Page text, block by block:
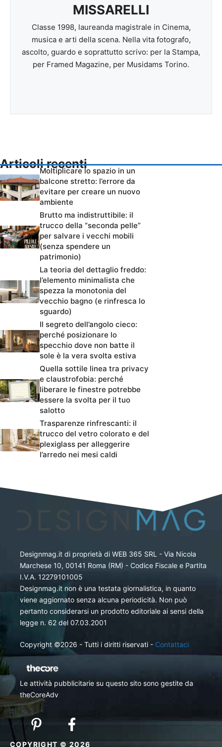
MISSARELLI
Classe 1998, laureanda magistrale in Cinema,
musica e arti della scena. Nella vita fotografo,
ascolto, guardo e soprattutto scrivo: per la Stampa,
per Framed Magazine, per Musidams Torino.
Articoli recenti
Moltiplicare lo spazio in un
balcone stretto: l’errore da
evitare per creare un nuovo
ambiente
Brutto ma indistruttibile: il
trucco della “seconda pelle”
per salvare i vecchi mobili
(senza spendere un
patrimonio)
La teoria del dettaglio freddo:
l’elemento minimalista che
spezza la monotonia del
vecchio bagno (e rinfresca lo
sguardo)
Il segreto dell’angolo cieco:
perché posizionare lo
specchio dove non batte il
sole è la vera svolta estiva
Quella sottile linea tra privacy
e claustrofobia: perché
liberare le finestre potrebbe
essere la svolta per il tuo
salotto
Trasparenze rinfrescanti: il
trucco del vetro colorato e del
plexiglass per alleggerire
l’arredo nei mesi caldi
Designmag.it di proprietà di WEB 365 SRL - Via Nicola
Marchese 10, 00141 Roma (RM) - Codice Fiscale e Partita
I.V.A. 12279101005
Designmag.it non è una testata giornalistica, in quanto
viene aggiornato senza alcuna periodicità. Non può
pertanto considerarsi un prodotto editoriale ai sensi della
legge n. 62 del 07.03.2001
Copyright ©2026 - Tutti i diritti riservati - Contattaci
Le attività pubblicitarie su questo sito sono gestite da
theCoreAdv
COPYRIGHT © 2026